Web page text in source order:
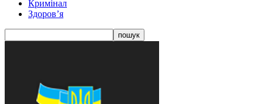
Кримінал
Здоров’я